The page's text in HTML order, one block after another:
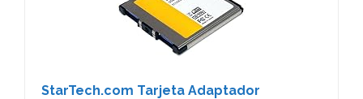
StarTech.com Tarjeta Adaptador